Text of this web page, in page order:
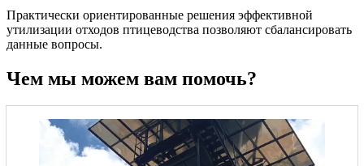
Практически ориентированные решения эффективной
утилизации отходов птицеводства позволяют сбалансировать
данные вопросы.
Чем мы можем вам помочь?